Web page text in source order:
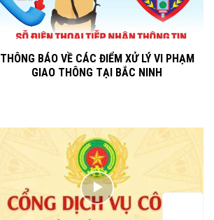
THÔNG BÁO VỀ CÁC ĐIỂM XỬ LÝ VI PHẠM
GIAO THÔNG TẠI BẮC NINH